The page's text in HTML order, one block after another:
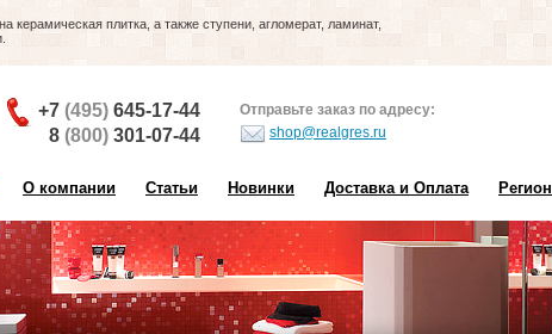
керамическая плитка, а также ступени, агломерат, ламинат,
+7 (495) 645-17-44
8 (800) 301-07-44
Отправьте заказ по адресу:
shop@realgres.ru
О компании Статьи Новинки Доставка и Оплата